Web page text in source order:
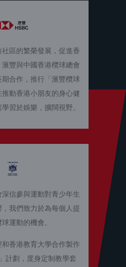
區的繁榮發展，促進香
豐與中國香港欖球總會
合作，推行「滙豐欖球
動香港小朋友的身心健
習於娛樂，擴闊視野。
信參與運動對青少年生
我們致力於為每個人提
運動的機會。
香港教育大學合作製作
計劃，度身定制教學套